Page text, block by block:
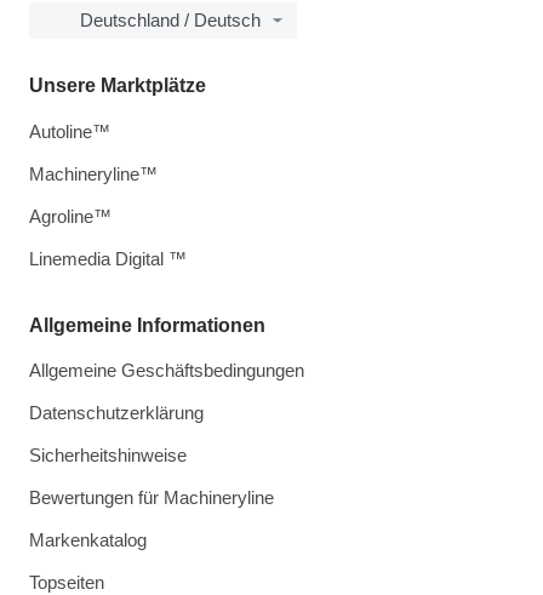
Deutschland / Deutsch
Allgemeine Informationen
Allgemeine Geschäftsbedingungen
Datenschutzerklärung
Sicherheitshinweise
Bewertungen für Machineryline
Markenkatalog
Topseiten
Unsere Marktplätze
Autoline™
Machineryline™
Agroline™
Linemedia Digital ™